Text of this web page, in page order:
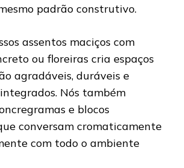
padrão construtivo.
assentos maciços com
ou floreiras cria espaços
agradáveis, duráveis e
Nós também
e blocos
conversam cromaticamente
com todo o ambiente